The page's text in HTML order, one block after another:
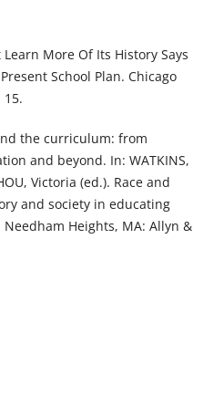
Learn More Of Its History Says
School Plan. Chicago
15.
the curriculum: from
and beyond. In: WATKINS,
Victoria (ed.). Race and
and society in educating
Heights, MA: Allyn &